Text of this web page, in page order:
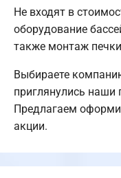
Не входят в
оборудование
также монтаж
Выбираете
приглянулись наши
Предлагаем
акции.